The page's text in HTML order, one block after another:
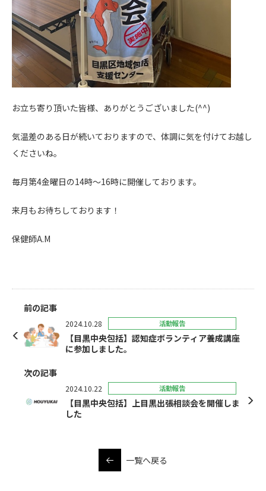
お立ち寄り頂いた皆様、ありがとうございました(^^)
気温差のある日が続いておりますので、体調に気を付けてお越し
くださいね。
毎月第4金曜日の14時～16時に開催しております。
来月もお待ちしております！
保健師A.M
前の記事
2024.10.28 活動報告
【目黒中央包括】認知症ボランティア養成講座
に参加しました。
次の記事
2024.10.22 活動報告
【目黒中央包括】上目黒出張相談会を開催しま
した
一覧へ戻る